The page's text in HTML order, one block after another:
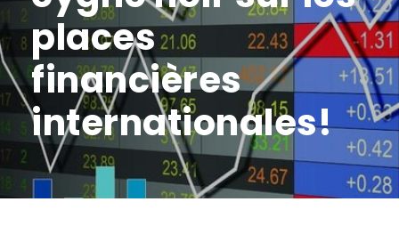
places
financières
internationales!